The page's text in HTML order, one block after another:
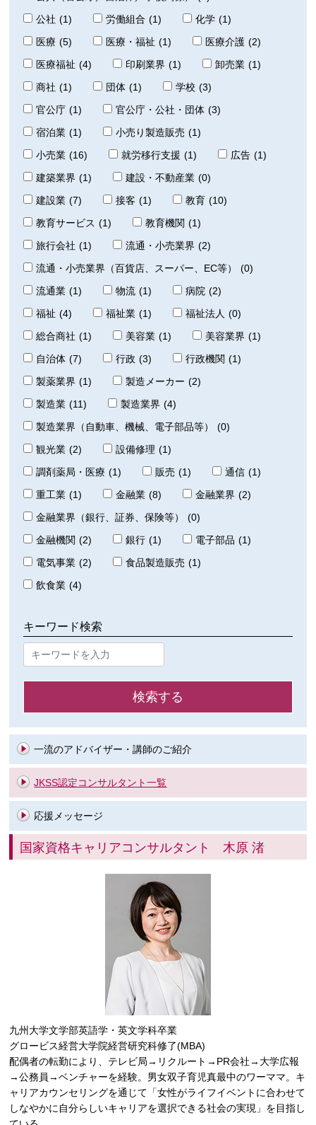
公社 (1) 労働組合 (1) 化学 (1)
医療 (5) 医療・福祉 (1) 医療介護 (2)
医療福祉 (4) 印刷業界 (1) 卸売業 (1)
商社 (1) 団体 (1) 学校 (3)
官公庁 (1) 官公庁・公社・団体 (3)
宿泊業 (1) 小売り製造販売 (1)
小売業 (16) 就労移行支援 (1) 広告 (1)
建築業界 (1) 建設・不動産業 (0)
建設業 (7) 接客 (1) 教育 (10)
教育サービス (1) 教育機関 (1)
旅行会社 (1) 流通・小売業界 (2)
流通・小売業界（百貨店、スーパー、EC等）
(0)
流通業 (1) 物流 (1) 病院 (2)
福祉 (4) 福祉業 (1) 福祉法人 (0)
総合商社 (1) 美容業 (1) 美容業界 (1)
自治体 (7) 行政 (3) 行政機関 (1)
製薬業界 (1) 製造メーカー (2)
製造業 (11) 製造業界 (4)
製造業界（自動車、機械、電子部品等）
(0)
観光業 (2) 設備修理 (1)
調剤薬局・医療 (1) 販売 (1) 通信 (1)
重工業 (1) 金融業 (8) 金融業界 (2)
金融業界（銀行、証券、保険等）
(0)
金融機関 (2) 銀行 (1) 電子部品 (1)
電気事業 (2) 食品製造販売 (1)
飲食業 (4)
キーワード検索
一流のアドバイザー・講師のご紹介
JKSS認定コンサルタント一覧
応援メッセージ
国家資格キャリアコンサルタント 木原 渚
九州大学文学部英語学・英文学科卒業
グロービス経営大学院経営研究科修了(MBA)
配偶者の転勤により、テレビ局→リクルート→PR会社→大学広報
→公務員→ベンチャーを経験。男女双子育児真最中のワーママ。キ
ャリアカウンセリングを通じて「女性がライフイベントに合わせて
しなやかに自分らしいキャリアを選択できる社会の実現」を目指し